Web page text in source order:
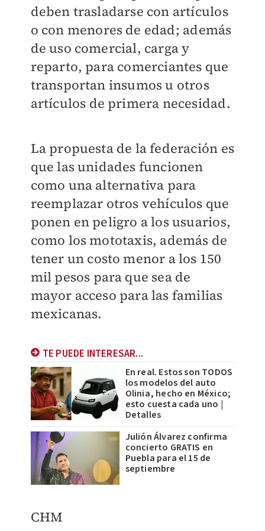
deben trasladarse con artículos
o con menores de edad; además
de uso comercial, carga y
reparto, para comerciantes que
transportan insumos u otros
artículos de primera necesidad.
La propuesta de la federación es
que las unidades funcionen
como una alternativa para
reemplazar otros vehículos que
ponen en peligro a los usuarios,
como los mototaxis, además de
tener un costo menor a los 150
mil pesos para que sea de
mayor acceso para las familias
mexicanas.
TE PUEDE INTERESAR...
En real. Estos son TODOS
los modelos del auto
Olinia, hecho en México;
esto cuesta cada uno |
Detalles
Julión Álvarez confirma
concierto GRATIS en
Puebla para el 15 de
septiembre
CHM